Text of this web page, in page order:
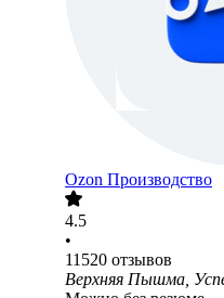
Ozon Производство
4.5
•
11520 отзывов
Верхняя Пышма,